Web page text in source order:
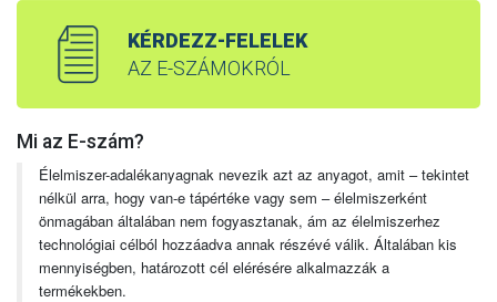
KÉRDEZZ-FELELEK
AZ E-SZÁMOKRÓL
Mi az E-szám?
Élelmiszer-adalékanyagnak nevezik azt az anyagot, amit – tekintet
nélkül arra, hogy van-e tápértéke vagy sem – élelmiszerként
önmagában általában nem fogyasztanak, ám az élelmiszerhez
technológiai célból hozzáadva annak részévé válik. Általában kis
mennyiségben, határozott cél elérésére alkalmazzák a
termékekben.